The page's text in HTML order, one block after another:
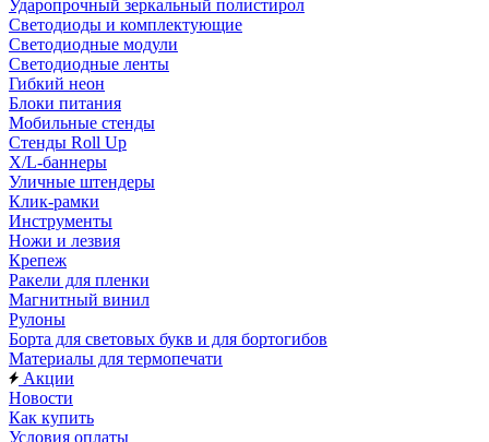
Ударопрочный зеркальный полистирол
Светодиоды и комплектующие
Светодиодные модули
Светодиодные ленты
Гибкий неон
Блоки питания
Мобильные стенды
Стенды Roll Up
X/L-баннеры
Уличные штендеры
Клик-рамки
Инструменты
Ножи и лезвия
Крепеж
Ракели для пленки
Магнитный винил
Рулоны
Борта для световых букв и для бортогибов
Материалы для термопечати
Акции
Новости
Как купить
Условия оплаты